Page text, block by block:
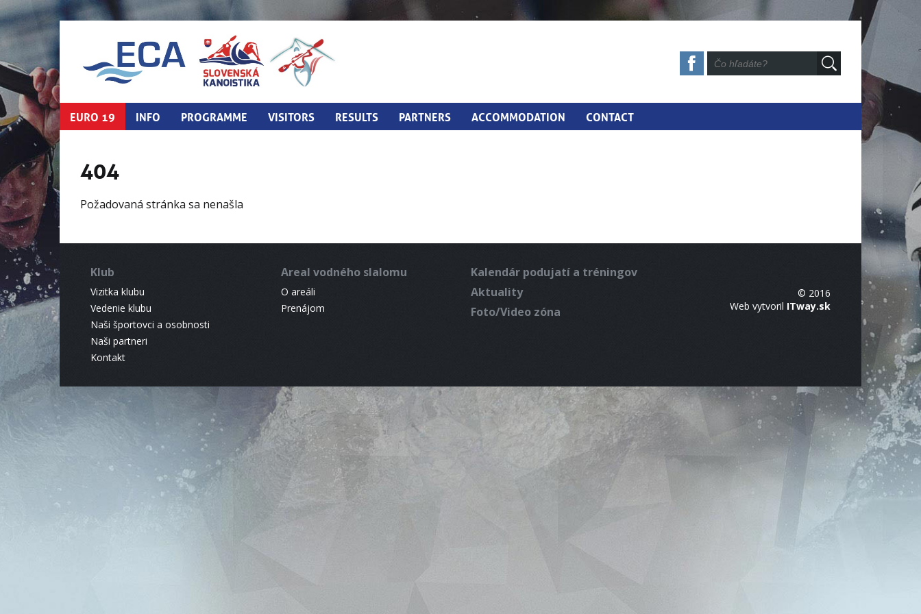
EURO 19 INFO PROGRAMME VISITORS RESULTS PARTNERS ACCOMMODATION CONTACT
404
Požadovaná stránka sa nenašla
Klub
Vizitka klubu
Vedenie klubu
Naši športovci a osobnosti
Naši partneri
Kontakt
Areal vodného slalomu
O areáli
Prenájom
Kalendár podujatí a tréningov
Aktuality
Foto/Video zóna
© 2016
Web vytvoril ITway.sk